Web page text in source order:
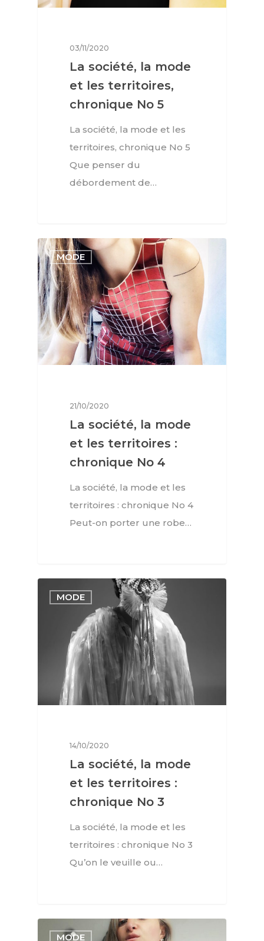
03/11/2020
La société, la mode
et les territoires,
chronique No 5
La société, la mode et les
territoires, chronique No 5
Que penser du
débordement de…
MODE
21/10/2020
La société, la mode
et les territoires :
chronique No 4
La société, la mode et les
territoires : chronique No 4
Peut-on porter une robe…
MODE
14/10/2020
La société, la mode
et les territoires :
chronique No 3
La société, la mode et les
territoires : chronique No 3
Qu’on le veuille ou…
MODE